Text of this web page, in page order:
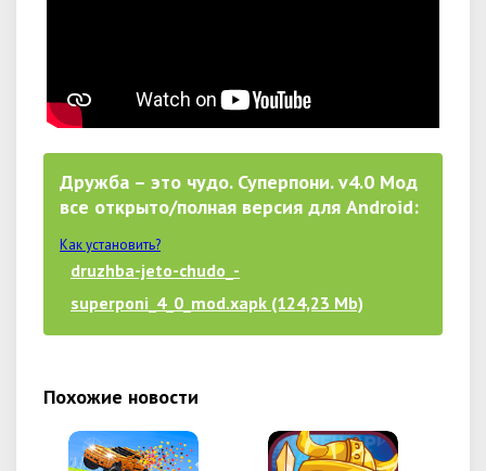
Дружба – это чудо. Суперпони. v4.0 Мод
все открыто/полная версия для Android:
Как установить?
druzhba-jeto-chudo_-
superponi_4_0_mod.xapk (124,23 Mb)
Похожие новости